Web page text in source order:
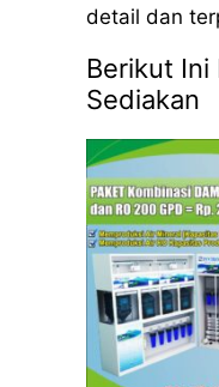
detail dan
Berikut Ini
Sediakan